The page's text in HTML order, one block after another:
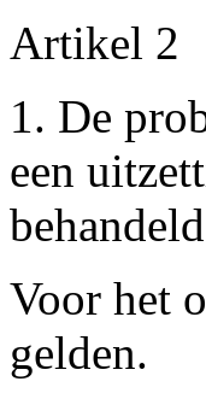
Artikel 2
1. De
een
Voor het
gelden.